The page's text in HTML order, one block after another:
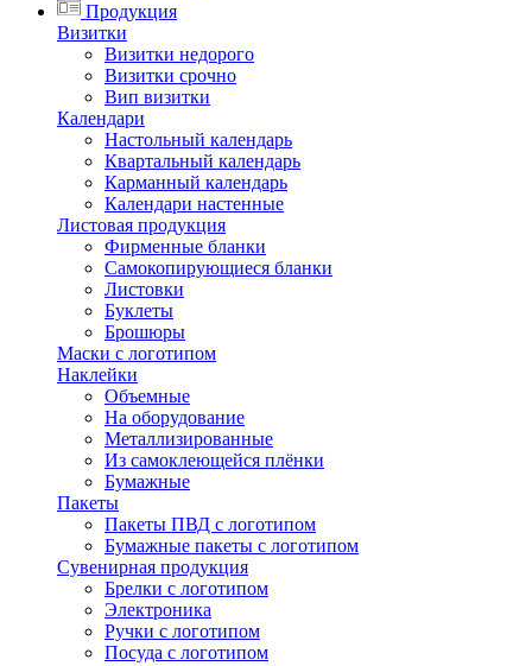
Продукция
Визитки
Визитки недорого
Визитки срочно
Вип визитки
Календари
Настольный календарь
Квартальный календарь
Карманный календарь
Календари настенные
Листовая продукция
Фирменные бланки
Самокопирующиеся бланки
Листовки
Буклеты
Брошюры
Маски с логотипом
Наклейки
Объемные
На оборудование
Металлизированные
Из самоклеющейся плёнки
Бумажные
Пакеты
Пакеты ПВД с логотипом
Бумажные пакеты с логотипом
Сувенирная продукция
Брелки с логотипом
Электроника
Ручки с логотипом
Посуда с логотипом